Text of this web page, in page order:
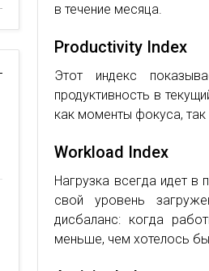
в течение месяца.
Productivity Index
Этот индекс
продуктивность в
как моменты фокуса, так
Workload Index
Нагрузка всегда идет в
свой уровень
дисбаланс: когда
меньше, чем хотелось бы.